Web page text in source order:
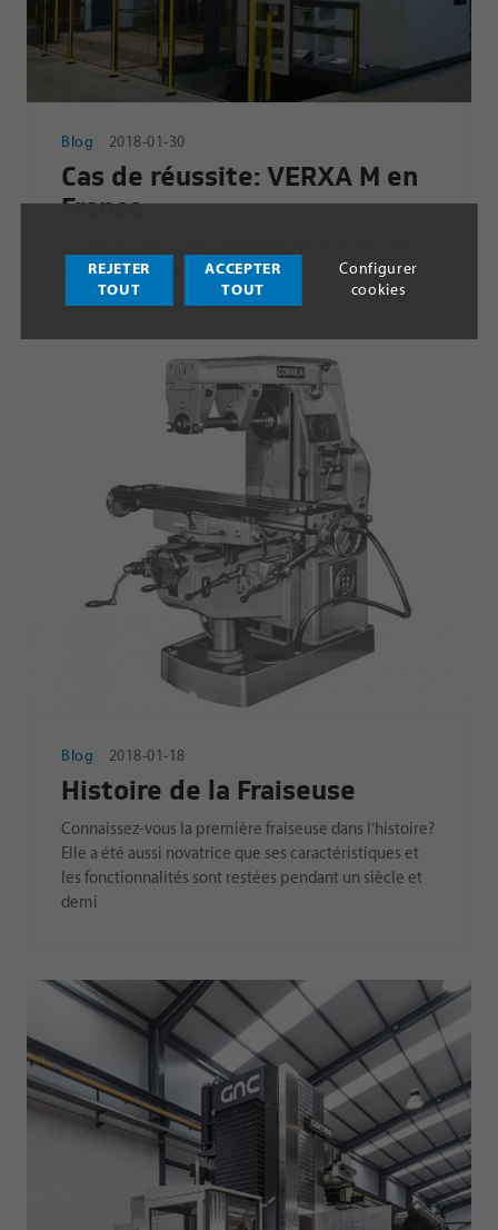
Blog 2018-01-30
Cas de réussite: VERXA M en
France
Gantry, à pleine capacité en France
Blog 2018-01-18
Histoire de la Fraiseuse
Connaissez-vous la première fraiseuse dans l’histoire?
Elle a été aussi novatrice que ses caractéristiques et
les fonctionnalités sont restées pendant un siècle et
demi
REJETER
TOUT
ACCEPTER
TOUT
Configurer
cookies